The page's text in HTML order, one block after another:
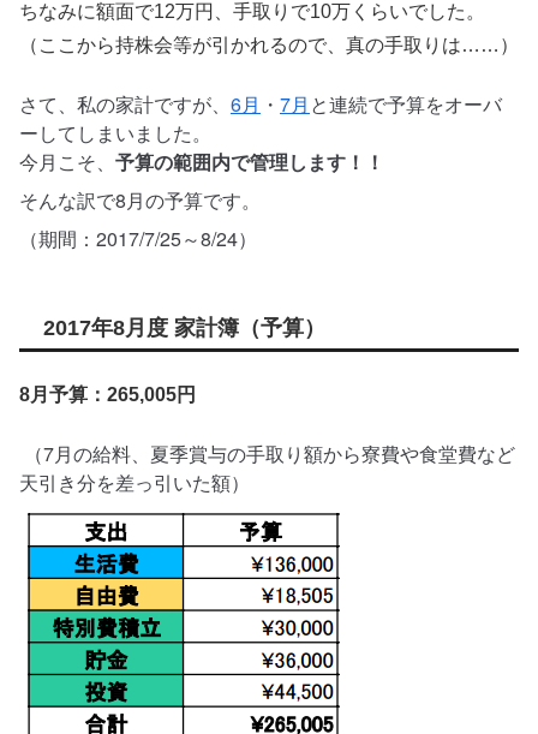
ちなみに額面で12万円、手取りで10万くらいでした。
（ここから持株会等が引かれるので、真の手取りは……）
さて、私の家計ですが、 6月 ・ 7月 と連続で予算をオーバ
ーしてしまいました。
今月こそ、 予算の範囲内で管理します！！
そんな訳で8月の予算です。
（期間：2017/7/25～8/24）
2017年8月度 家計簿（予算）
8月予算：265,005円
（7月の給料、夏季賞与の手取り額から寮費や食堂費など
天引き分を差っ引いた額）